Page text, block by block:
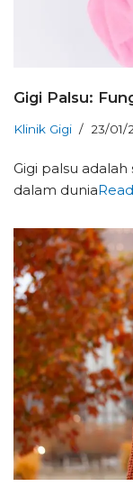
Gigi Palsu:
Klinik Gigi 23/01/
Gigi palsu
dalam dunia